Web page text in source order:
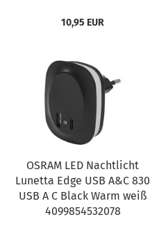
10,95 EUR
OSRAM LED Nachtlicht
Lunetta Edge USB A&C 830
USB A C Black Warm weiß
4099854532078